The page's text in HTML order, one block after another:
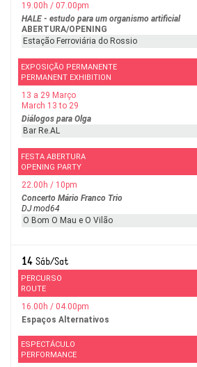
19.00h / 07.00pm
HALE - estudo para um organismo artificial
ABERTURA/OPENING
Estação Ferroviária do Rossio
EXPOSIÇÃO PERMANENTE
PERMANENT EXHIBITION
13 a 29 Março
March 13 to 29
Diálogos para Olga
Bar Re.AL
FESTA ABERTURA
OPENING PARTY
22.00h / 10pm
Concerto Mário Franco Trio
DJ mod64
O Bom O Mau e O Vilão
14 Sáb/Sat
PERCURSO
ROUTE
16.00h / 04.00pm
Espaços Alternativos
ESPECTÁCULO
PERFORMANCE